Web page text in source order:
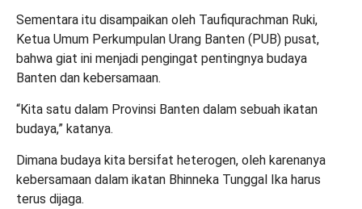
Sementara itu disampaikan oleh Taufiqurachman Ruki,
Ketua Umum Perkumpulan Urang Banten (PUB) pusat,
bahwa giat ini menjadi pengingat pentingnya budaya
Banten dan kebersamaan.
“Kita satu dalam Provinsi Banten dalam sebuah ikatan
budaya,” katanya.
Dimana budaya kita bersifat heterogen, oleh karenanya
kebersamaan dalam ikatan Bhinneka Tunggal Ika harus
terus dijaga.